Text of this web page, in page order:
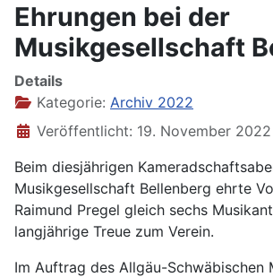
Ehrungen bei der
Musikgesellschaft
Details
Kategorie: Archiv 2022
Veröffentlicht: 19. November 2022
Beim diesjährigen
Musikgesellschaft Bellenberg ehrte
Raimund Pregel gleich sechs
langjährige Treue zum Verein.
Im Auftrag des Allgäu-Schwäbischen